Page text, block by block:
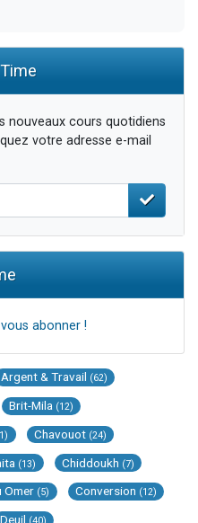
nouveaux cours quotidiens
votre adresse e-mail
abonner !
Argent & Travail (62)
Brit-Mila (12)
Chavouot (24)
(13) Chiddoukh (7)
Omer (5) Conversion (12)
Deuil